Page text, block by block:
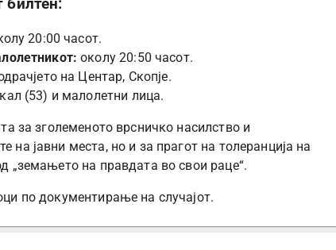
билтен:
20:00 часот.
околу 20:50 часот.
на Центар, Скопје.
(53) и малолетни лица.
за зголеменото врсничко насилство и
на јавни места, но и за прагот на толеранција на
„земањето на правдата во свои раце“.
по документирање на случајот.